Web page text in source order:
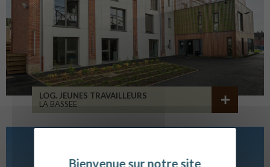
LOG. JEUNES TRAVAILLEURS
LA BASSEE